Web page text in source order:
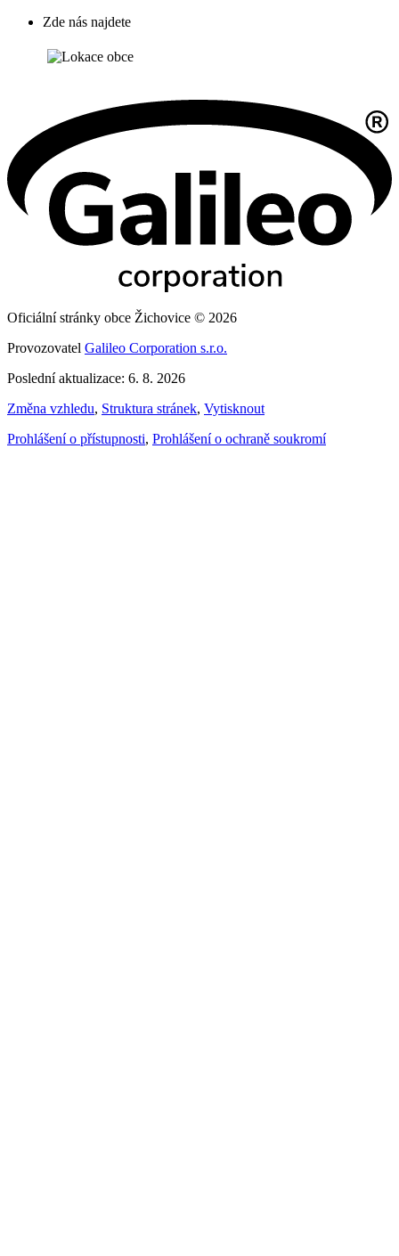
Zde nás najdete
Oficiální stránky obce Žichovice © 2026
Provozovatel Galileo Corporation s.r.o.
Poslední aktualizace: 6. 8. 2026
Změna vzhledu, Struktura stránek, Vytisknout
Prohlášení o přístupnosti, Prohlášení o ochraně soukromí